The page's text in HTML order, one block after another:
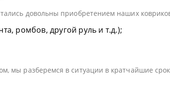
довольны приобретением наших
ромбов, другой руль и т.д.);
мы разберемся в ситуации в кратчайшие